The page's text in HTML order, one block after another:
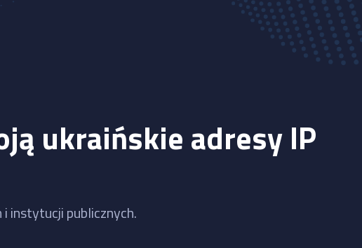
ukraińskie adresy IP
instytucji publicznych.